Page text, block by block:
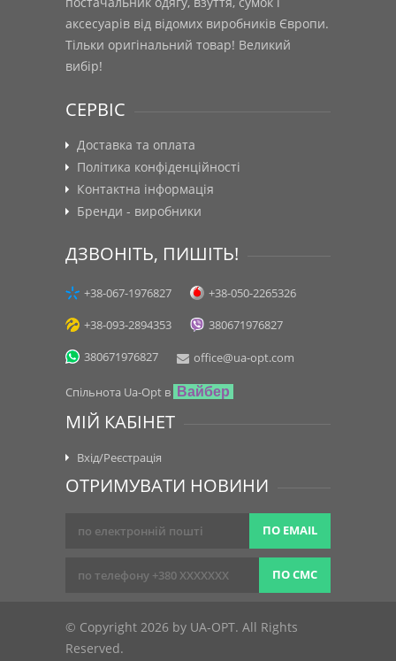
аксесуарів від відомих виробників Європи.
Тільки оригінальний товар! Великий
вибір!
СЕРВІС
Доставка та оплата
Політика конфіденційності
Контактна інформація
Бренди - виробники
ДЗВОНІТЬ, ПИШІТЬ!
+38-067-1976827
+38-050-2265326
+38-093-2894353
380671976827
380671976827
office@ua-opt.com
Спільнота Ua-Opt в Вайбер
МІЙ КАБІНЕТ
Вхід/Реєстрація
ОТРИМУВАТИ НОВИНИ
ПО EMAIL
ПО СМС
© Copyright 2026 by UA-OPT. All Rights
Reserved.